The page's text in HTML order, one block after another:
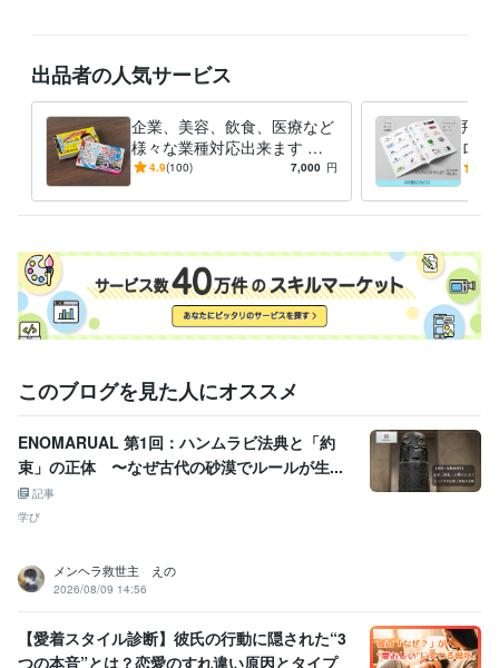
出品者の人気サービス
企業、美容、飲食、医療など
様々な業種対応出来ます ク
ール、ポップ、シンプルな名
ン
4.9(100) 7,000 円
飛躍
ロゴ
無制
このブログを見た人にオススメ
ENOMARUAL 第1回：ハンムラビ法典と「約
束」の正体 〜なぜ古代の砂漠でルールが生...
記事
学び
メンヘラ救世主 えの
2026/08/09 14:56
【愛着スタイル診断】彼氏の行動に隠された“3
つの本音”とは？恋愛のすれ違い原因とタイプ